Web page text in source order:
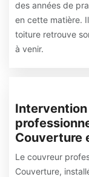
des années de
en cette matière.
toiture retrouve
à venir.
Couverture
Le couvreur
Couverture,